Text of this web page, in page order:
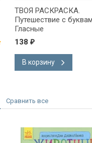
ТВОЯ РАСКРАСКА.
Путешествие с
Гласные
138 ₽
В корзину